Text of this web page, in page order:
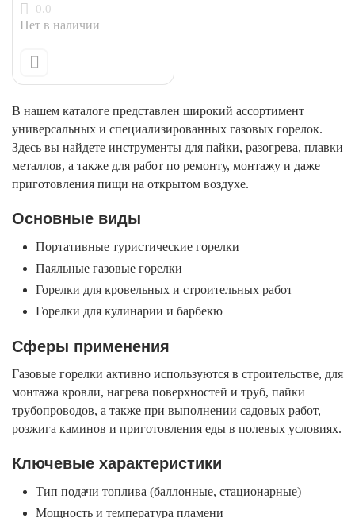
В нашем каталоге представлен широкий ассортимент
универсальных и специализированных газовых горелок.
Здесь вы найдете инструменты для пайки, разогрева, плавки
металлов, а также для работ по ремонту, монтажу и даже
приготовления пищи на открытом воздухе.
Основные виды
Портативные туристические горелки
Паяльные газовые горелки
Горелки для кровельных и строительных работ
Горелки для кулинарии и барбекю
Сферы применения
Газовые горелки активно используются в строительстве, для
монтажа кровли, нагрева поверхностей и труб, пайки
трубопроводов, а также при выполнении садовых работ,
розжига каминов и приготовления еды в полевых условиях.
Ключевые характеристики
Тип подачи топлива (баллонные, стационарные)
Мощность и температура пламени
0.0
Нет в наличии